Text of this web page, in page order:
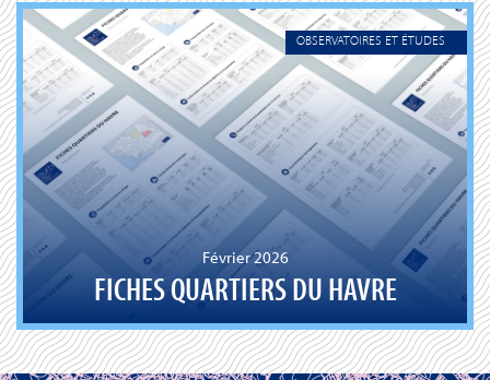
OBSERVATOIRES ET ÉTUDES
Février 2026
FICHES QUARTIERS DU HAVRE